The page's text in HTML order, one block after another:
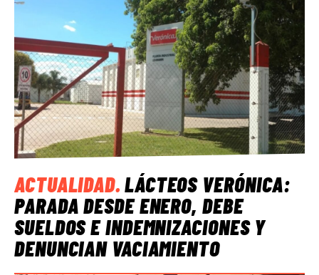
ACTUALIDAD.LÁCTEOS VERÓNICA:
PARADA DESDE ENERO, DEBE
SUELDOS E INDEMNIZACIONES Y
DENUNCIAN VACIAMIENTO